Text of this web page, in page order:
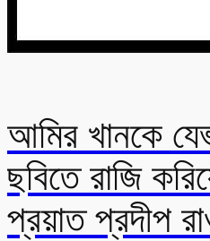
আমির খানকে
ছবিতে রাজি
প্রয়াত প্রদীপ